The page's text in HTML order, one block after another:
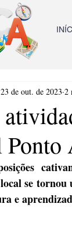
Ponto
23 de out. de 2023 2
se
e